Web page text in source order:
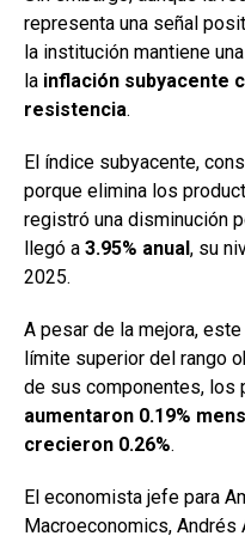
representa una señal
la institución mantiene
la inflación subyacente
resistencia.
El índice subyacente,
porque elimina los
registró una disminución
llegó a 3.95% anual, su
2025.
A pesar de la mejora,
límite superior del rango
de sus componentes, los
aumentaron 0.19%
crecieron 0.26%.
El economista jefe para
Macroeconomics, Andrés